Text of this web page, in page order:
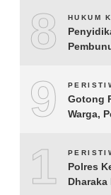
Tamanan
8 HUKUM
Adegan
9
Gotong
Warga,
10Polres
Dharaka